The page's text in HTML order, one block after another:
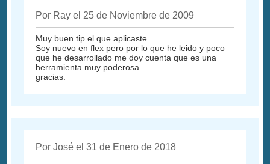
Por Ray el 25 de Noviembre de 2009
Muy buen tip el que aplicaste.
Soy nuevo en flex pero por lo que he leido y poco
que he desarrollado me doy cuenta que es una
herramienta muy poderosa.
gracias.
Por José el 31 de Enero de 2018